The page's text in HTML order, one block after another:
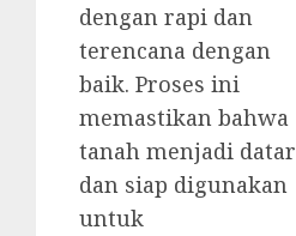
dengan rapi dan
terencana dengan
baik. Proses ini
memastikan bahwa
tanah menjadi datar
dan siap digunakan
untuk